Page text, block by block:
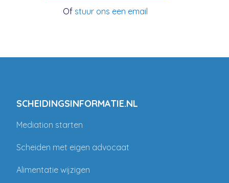
Of stuur ons een email
SCHEIDINGSINFORMATIE.NL
Mediation starten
Scheiden met eigen advocaat
Alimentatie wijzigen